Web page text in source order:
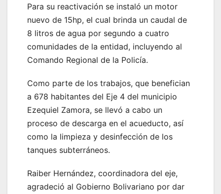
Para su reactivación se instaló un motor
nuevo de 15hp, el cual brinda un caudal de
8 litros de agua por segundo a cuatro
comunidades de la entidad, incluyendo al
Comando Regional de la Policía.
Como parte de los trabajos, que benefician
a 678 habitantes del Eje 4 del municipio
Ezequiel Zamora, se llevó a cabo un
proceso de descarga en el acueducto, así
como la limpieza y desinfección de los
tanques subterráneos.
Raiber Hernández, coordinadora del eje,
agradeció al Gobierno Bolivariano por dar